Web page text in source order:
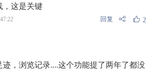
，这是关键
回复 2
迹，浏览记录....这个功能提了两年了都没